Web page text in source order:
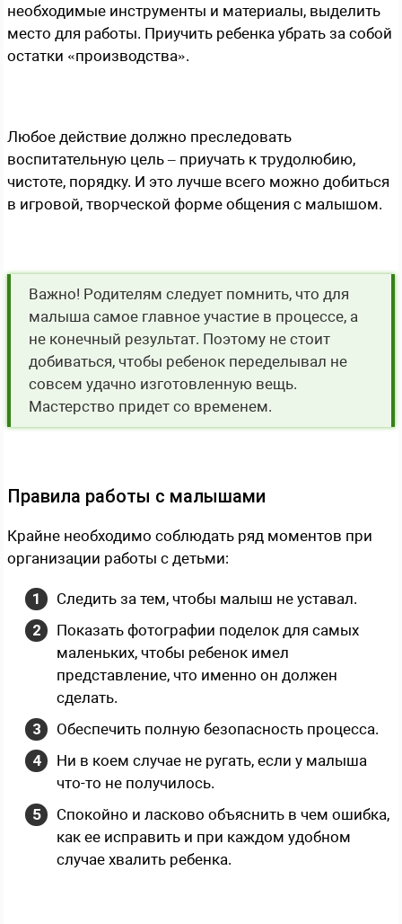
необходимые инструменты и материалы, выделить
место для работы. Приучить ребенка убрать за собой
остатки «производства».
Любое действие должно преследовать
воспитательную цель – приучать к трудолюбию,
чистоте, порядку. И это лучше всего можно добиться
в игровой, творческой форме общения с малышом.
Важно! Родителям следует помнить, что для
малыша самое главное участие в процессе, а
не конечный результат. Поэтому не стоит
добиваться, чтобы ребенок переделывал не
совсем удачно изготовленную вещь.
Мастерство придет со временем.
Правила работы с малышами
Крайне необходимо соблюдать ряд моментов при
организации работы с детьми:
Следить за тем, чтобы малыш не уставал.
Показать фотографии поделок для самых
маленьких, чтобы ребенок имел
представление, что именно он должен
сделать.
Обеспечить полную безопасность процесса.
Ни в коем случае не ругать, если у малыша
что-то не получилось.
Спокойно и ласково объяснить в чем ошибка,
как ее исправить и при каждом удобном
случае хвалить ребенка.